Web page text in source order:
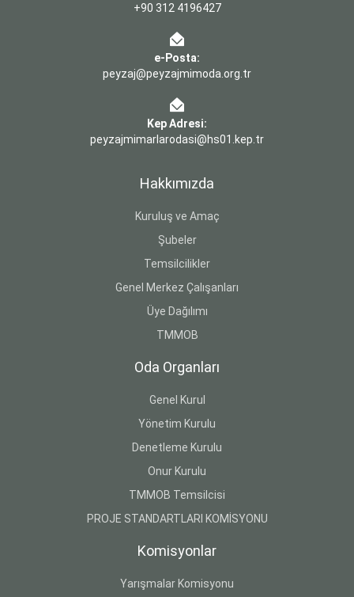
+90 312 4196427
e-Posta:
peyzaj@peyzajmimoda.org.tr
Kep Adresi:
peyzajmimarlarodasi@hs01.kep.tr
Hakkımızda
Kuruluş ve Amaç
Şubeler
Temsilcilikler
Genel Merkez Çalışanları
Üye Dağılımı
TMMOB
Oda Organları
Genel Kurul
Yönetim Kurulu
Denetleme Kurulu
Onur Kurulu
TMMOB Temsilcisi
PROJE STANDARTLARI KOMİSYONU
Komisyonlar
Yarışmalar Komisyonu